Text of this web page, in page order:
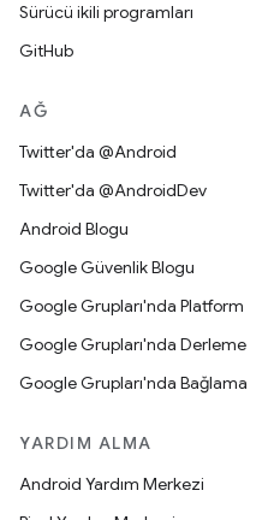
Sürücü ikili programları
GitHub
AĞ
Twitter'da @Android
Twitter'da @AndroidDev
Android Blogu
Google Güvenlik Blogu
Google Grupları'nda Platform
Google Grupları'nda Derleme
Google Grupları'nda Bağlama
YARDIM ALMA
Android Yardım Merkezi